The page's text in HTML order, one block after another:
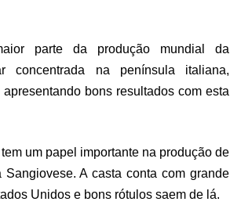
parte da produção mundial da
concentrada na península italiana,
bons resultados com esta
um papel importante na produção de
A casta conta com grande
Unidos e bons rótulos saem de lá.